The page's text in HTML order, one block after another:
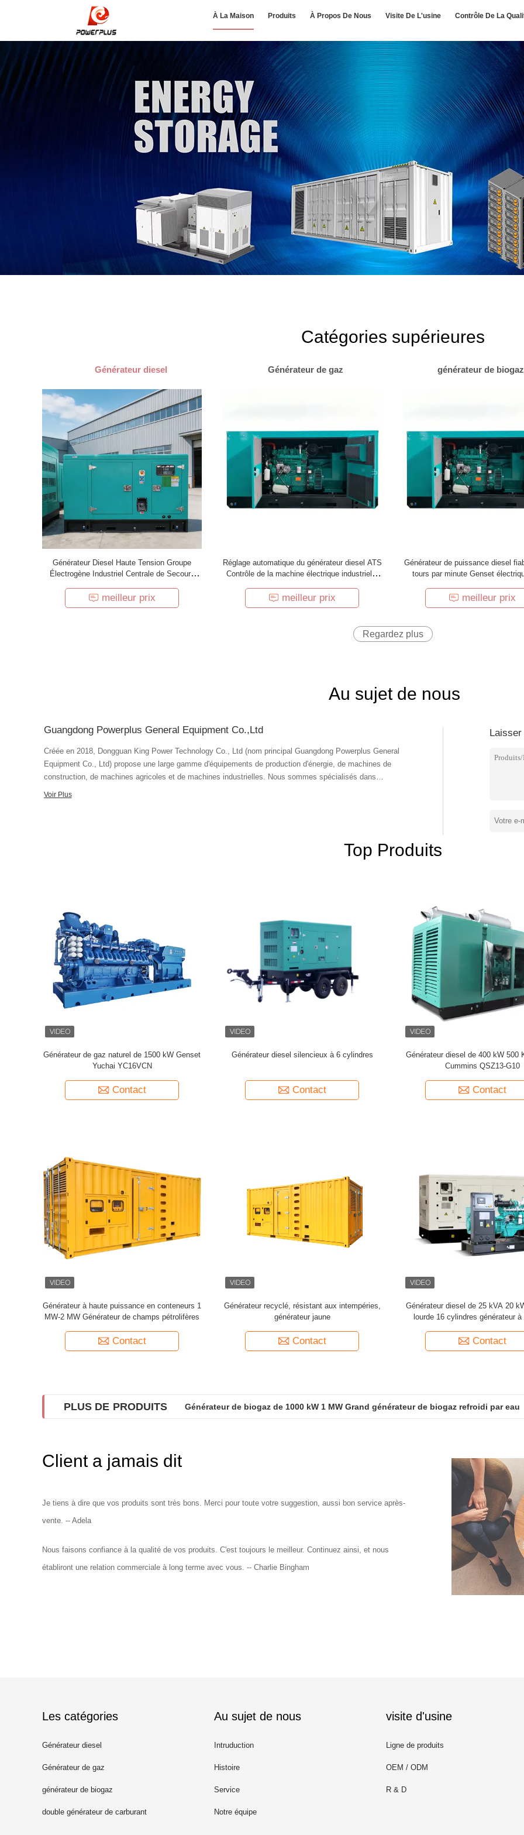
À La Maison Produits À Propos De Nous Visite De L'usine Contrôle De La
Catégories supérieures
Générateur diesel Générateur de gaz générateur de biogaz
Générateur Diesel Haute Tension Groupe
Électrogène Industriel Centrale de Secours
meilleur prix
Réglage automatique du générateur diesel ATS
Contrôle de la machine électrique industrielle
hospitalier
meilleur prix
Générateur de puissance diesel
tours par minute Genset
meilleur prix
Regardez plus
Au sujet de nous
Guangdong Powerplus General Equipment Co.,Ltd
Créée en 2018, Dongguan King Power Technology Co., Ltd (nom principal Guangdong Powerplus General
Equipment Co., Ltd) propose une large gamme d'équipements de production d'énergie, de machines de
construction, de machines agricoles et de machines industrielles. Nous sommes spécialisés dans
l’ingénierie des groupes électrogènes, maritimes, pétroliers et gaziers, industriels, de construction et de
d’une vaste expérience dans la conception et la construction de centrales électriques, nous fournissons
Voir Plus
Top Produits
Générateur de gaz naturel de 1500 kW Genset
Yuchai YC16VCN
Contact
Générateur diesel silencieux à 6 cylindres
Contact
Générateur diesel de 400 kW 500
Cummins QSZ13-G10
Contact
Générateur à haute puissance en conteneurs 1
MW-2 MW Générateur de champs pétrolifères
Contact
Générateur recyclé, résistant aux intempéries,
générateur jaune
Contact
Générateur diesel de 25 kVA 20
lourde 16 cylindres générateur
Contact
PLUS DE PRODUITS Générateur de biogaz de 1000 kW 1 MW Grand générateur de biogaz refroidi par eau
Client a jamais dit
Je tiens à dire que vos produits sont très bons. Merci pour toute votre suggestion, aussi bon service après-
vente. -- Adela
Nous faisons confiance à la qualité de vos produits. C'est toujours le meilleur. Continuez ainsi, et nous
établiront une relation commerciale à long terme avec vous. -- Charlie Bingham
Les catégories
Générateur diesel
Générateur de gaz
générateur de biogaz
double générateur de carburant
Au sujet de nous
Intruduction
Histoire
Service
Notre équipe
visite d'usine
Ligne de produits
OEM / ODM
R & D